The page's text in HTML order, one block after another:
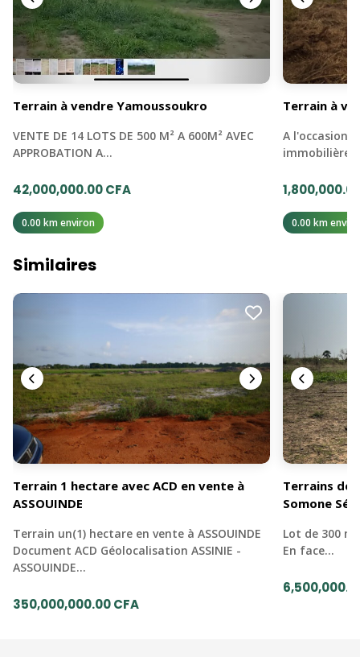
Terrain à vendre Yamoussoukro
VENTE DE 14 LOTS DE 500 M² A 600M² AVEC
APPROBATION A…
42,000,000.00 CFA
0.00 km environ
Terrain à
A l'occasion
immobilière
0.00 km
Similaires
Terrain 1 hectare avec ACD en vente à
ASSOUINDE
Terrain un(1) hectare en vente à ASSOUINDE
Document ACD Géolocalisation ASSINIE -
ASSOUINDE…
350,000,000.00 CFA
Terrains de
Somone
Lot de 300
En face…